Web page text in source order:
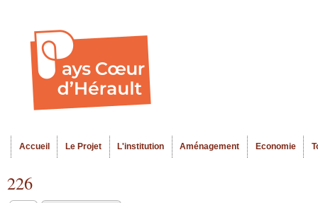
Menu principal
Accueil Le Projet L'institution Aménagement Economie
226